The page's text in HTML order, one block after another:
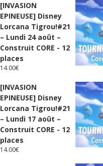
[INVASION
EPINEUSE] Disney
Lorcana Tigrou!#21
– Lundi 24 août –
Construit CORE - 12
places
14.00€
[INVASION
EPINEUSE] Disney
Lorcana Tigrou!#21
– Lundi 17 août –
Construit CORE - 12
places
14.00€